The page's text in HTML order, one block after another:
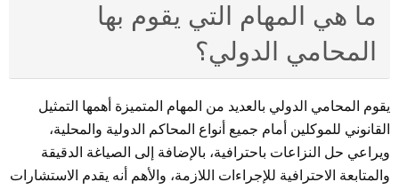
ما هي المهام التي يقوم بها
المحامي الدولي؟
يقوم المحامي الدولي بالعديد من المهام المتميزة أهمها التمثيل
القانوني للموكلين أمام جميع أنواع المحاكم الدولية والمحلية،
ويراعي حل النزاعات باحترافية، بالإضافة إلى الصياغة الدقيقة
والمتابعة الاحترافية للإجراءات اللازمة، والأهم أنه يقدم الاستشارات